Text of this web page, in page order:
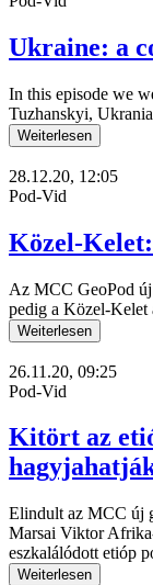
Ukraine: a
In this episode we
Tuzhanskyi,
Weiterlesen
28.12.20, 12:05
Pod-Vid
Közel-
Az MCC GeoPod új
pedig a Közel-Kelet
Weiterlesen
26.11.20, 09:25
Pod-Vid
Kitört az
Elindult az MCC új
Marsai Viktor
eszkalálódott etióp
Weiterlesen